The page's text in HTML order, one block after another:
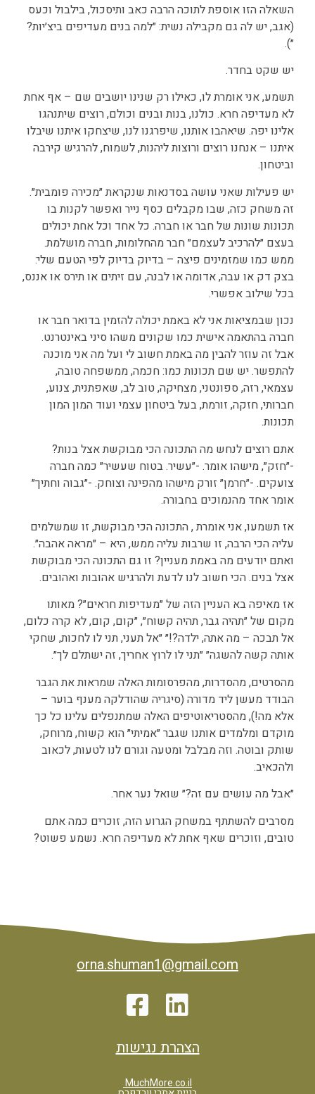
השאלה הזו אוספת לתוכה הרבה כאב ותיסכול, בילבול וכעס
(אגב, יש לה גם מקבילה נשית: ״למה בנים מעדיפים ביצ׳יות?
״).
יש שקט בחדר.
תשמע, אני אומרת לו, כאילו רק שנינו יושבים שם – אף אחת
לא מעדיפה חרא. כולנו, בנות ובנים וכולם, רוצים שיתנהגו
אלינו יפה. שיאהבו אותנו, שיפרגנו לנו, שיצחקו איתנו שיבלו
איתנו – אנחנו רוצים ורוצות ליהנות, לשמוח, להרגיש קירבה
וביטחון.
יש פעילות שאני עושה בסדנאות שנקראת ״מכירה פומבית״.
זה משחק כזה, שבו מקבלים כסף נייר ואפשר לקנות בו
תכונות שונות של חבר או חברה. כל אחד וכל אחת יכולים
בעצם ״להרכיב לעצמם״ חבר מהחלומות, חברה מושלמת.
ממש כמו שמזמינים פיצה – בדיוק בדיוק לפי הטעם שלי:
בצק דק או עבה, אדומה או לבנה, עם זיתים או תירס או אננס,
בכל שילוב אפשרי.
נכון שבמציאות אני לא באמת יכולה להזמין בדואר חבר או
חברה בהתאמה אישית כמו שקונים משהו סיני באינטרנט.
אבל זה עוזר להבין מה באמת חשוב לי ועל מה אני מוכנה
להתפשר. יש שם תכונות כמו: חכמה, ממשפחה טובה,
עצמאי, רזה, ספונטני, מצחיקה, טוב לב, שאפתנית, צנוע,
חברותי, חזקה, זורמת, בעל ביטחון עצמי ועוד המון המון
תכונות.
אתם רוצים לנחש מה התכונה הכי מבוקשת אצל בנות?
-״חזק״, מישהו אומר. -״עשיר. בטוח שעשיר״ כמה חברה
צועקים. -״חרמן״ זורק מישהו מהפינה וצוחק. -״גבוה וחתיך״
אומר אחד מהנמוכים בחבורה.
אז תשמעו, אני אומרת , התכונה הכי מבוקשת, זו שמשלמים
עליה הכי הרבה, זו שרבות עליה ממש, היא – ״מראה אהבה״.
ואתם יודעים מה באמת מעניין? זו גם התכונה הכי מבוקשת
אצל בנים. הכי חשוב לנו לדעת ולהרגיש אהובות ואהובים.
אז מאיפה בא העניין הזה של ״מעדיפות חראים״? מאותו
מקום של ״תהיה גבר, תהיה קשוח״, ״קום, קום, לא קרה כלום,
אל תבכה – מה אתה, ילדה?!״ ״אל תעני, תני לו לחכות, שחקי
אותה קשה להשגה״ ״תני לו לרוץ אחריך, זה ישתלם לך״.
מהסרטים, מהסדרות, מהפרסומות האלה שמראות את הגבר
הבודד מעשן ליד מדורה (סיגריה שהודלקה מענף בוער –
אלא מה!), מהסטריאוטיפים האלה שמתנפלים עלינו כל כך
מוקדם ומלמדים אותנו שגבר ״אמיתי״ הוא קשוח, מרוחק,
שותק ובוטה. וזה מבלבל ומטעה וגורם לנו לטעות, לכאוב
ולהכאיב.
״אבל מה עושים עם זה?״ שואל נער אחר.
מסרבים להשתתף במשחק הגרוע הזה, זוכרים כמה אתם
טובים, וזוכרים שאף אחת לא מעדיפה חרא. נשמע פשוט?
orna.shuman1@gmail.com
הצהרת נגישות
MuchMore.co.il